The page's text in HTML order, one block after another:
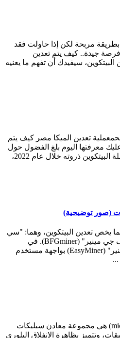
مربحة لكن إذا حاولت فقد
فرصة جيدة.. كيف يتم تعدين
البيتكوين، سيفيدك أن تفهم ما يعنيه
تعدين الميكا مصر كيف يتم
؟ 8 معلومات عليك معرفتها اليوم بلغ الفضول حول
معرفة أصل وطريقة تعدين عملة البيتكوين ذروته خلال عام 2022،
يخص تعدين البيتكوين، وهما: "سي
جي مينير" (CGminer) و"بي إف جي مينير" (BFGminer). في
المقابل، يعمل برنامج "إيزي مينير" (EasyMiner) بواجهة مستخدم
...
الميكا أو اللُّكَاثُ (بالإنجليزية: mica)‏ هي مجموعة معادن سيليكات
وتتميز بظاهرة الانفلاق البلوري